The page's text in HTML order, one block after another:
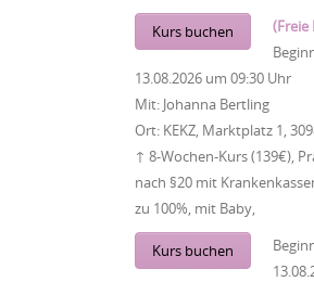
Kurs buchen
(Freie
13.08.2026 um 09:30 Uhr
Mit: Johanna Bertling
Ort: KEKZ, Marktplatz 1,
↑ 8-Wochen-Kurs (139€),
nach §20 mit
zu 100%, mit Baby,
Kurs buchen